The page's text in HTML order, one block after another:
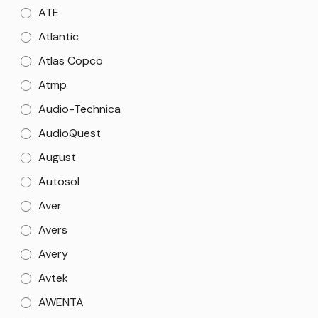
ATE
Atlantic
Atlas Copco
Atmp
Audio-Technica
AudioQuest
August
Autosol
Aver
Avers
Avery
Avtek
AWENTA